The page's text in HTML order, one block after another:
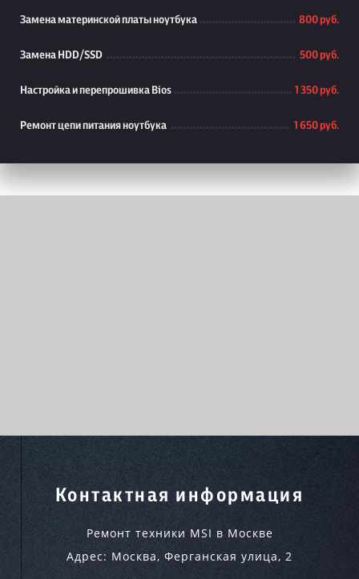
Замена материнской платы ноутбука 800 руб.
Замена HDD/SSD 500 руб.
Настройка и перепрошивка Bios 1 350 руб.
Ремонт цепи питания ноутбука 1 650 руб.
Контактная информация
Ремонт техники MSI в Москве
Адрес: Москва, Ферганская улица, 2